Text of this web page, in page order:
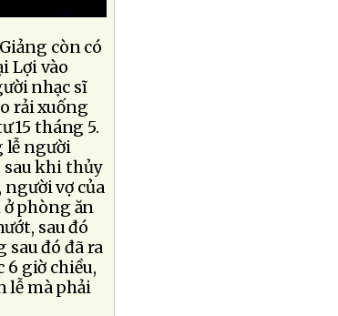
còn có
Lợi vào
nhạc sĩ
rải xuống
15 tháng 5.
lễ người
sau khi thủy
vợ của
phòng ăn
sau đó
sau đó đã ra
6 giờ chiều,
lễ mà phải